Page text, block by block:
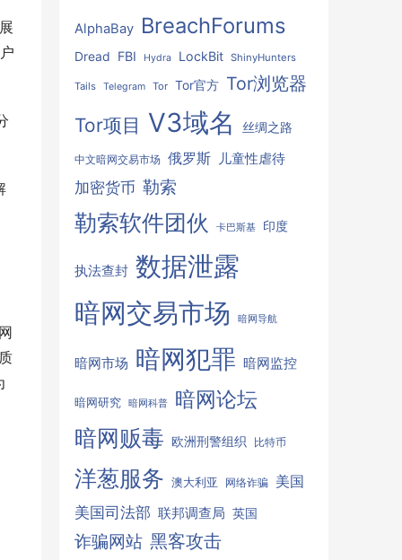
AlphaBay BreachForums
Dread FBI Hydra LockBit ShinyHunters
Tails Telegram Tor Tor官方 Tor浏览器
Tor项目 V3域名 丝绸之路
中文暗网交易市场 俄罗斯 儿童性虐待
加密货币 勒索
勒索软件团伙 卡巴斯基 印度
执法查封 数据泄露
暗网交易市场
暗网导航
暗网市场 暗网犯罪 暗网监控
暗网研究 暗网科普 暗网论坛
暗网贩毒 欧洲刑警组织 比特币
洋葱服务 澳大利亚 网络诈骗 美国
美国司法部 联邦调查局 英国
诈骗网站 黑客攻击